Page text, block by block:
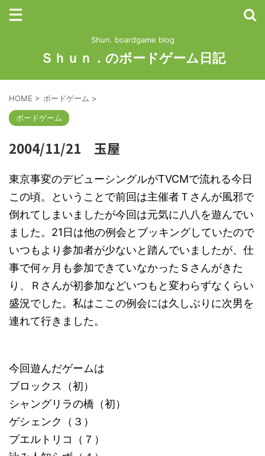
Shun. boardgame blog
Ｓｈｕｎ．のボードゲーム日記
HOME > ボードゲーム >
ボードゲーム
2004/11/21 玉屋
東京事変のデビューシングルがTVCMで流れる今日
この頃。ということで前回は主催者Ｔさんが風邪で
倒れてしまいましたが今回は元気に八八を遊んでい
ました。21日は他の例会とブッキングしていたので
いつもより参加者が少ないと踏んでいましたが、仕
事で何ヶ月も参加できていなかったＳさんがきた
り、Ｒさんが初参加などいつもと変わらずなくらい
盛況でした。私はここの例会には久しぶりに次男を
連れて行きました。
今回遊んだゲームは
ブロックス（初）
シャングリラの橋（初）
ゲシェンク（３）
プエルトリコ（７）